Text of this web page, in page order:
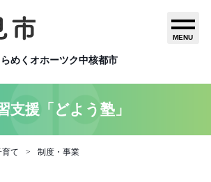
めくオホーツク中核都市
MENU
支援「どよう塾」
育て 制度・事業